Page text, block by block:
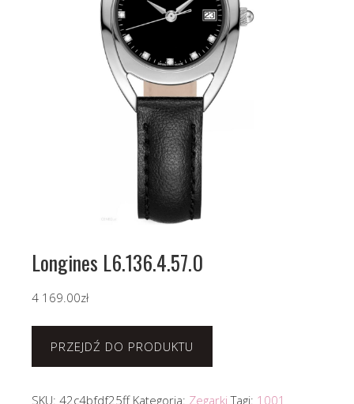
Longines L6.136.4.57.0
4 169.00zł
PRZEJDŹ DO PRODUKTU
SKU: 42c4bfdf25ff Kategoria: Zegarki Tagi: 1001